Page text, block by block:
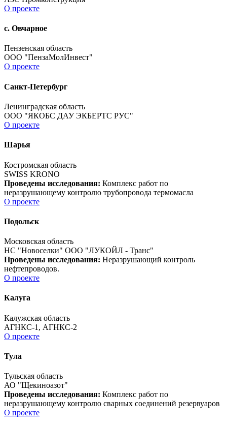
О проекте
с. Овчарное
Пензенская область
ООО "ПензаМолИнвест"
О проекте
Санкт-Петербург
Ленинградская область
ООО "ЯКОБС ДАУ ЭКБЕРТС РУС"
О проекте
Шарья
Костромская область
SWISS KRONO
Проведены исследования: Комплекс работ по
неразрушающему контролю трубопровода термомасла
О проекте
Подольск
Московская область
НС "Новоселки" ООО "ЛУКОЙЛ - Транс"
Проведены исследования: Неразрушающий контроль
нефтепроводов.
О проекте
Калуга
Калужская область
АГНКС-1, АГНКС-2
О проекте
Тула
Тульская область
АО "Щекиноазот"
Проведены исследования: Комплекс работ по
неразрушающему контролю сварных соединений резервуаров
О проекте